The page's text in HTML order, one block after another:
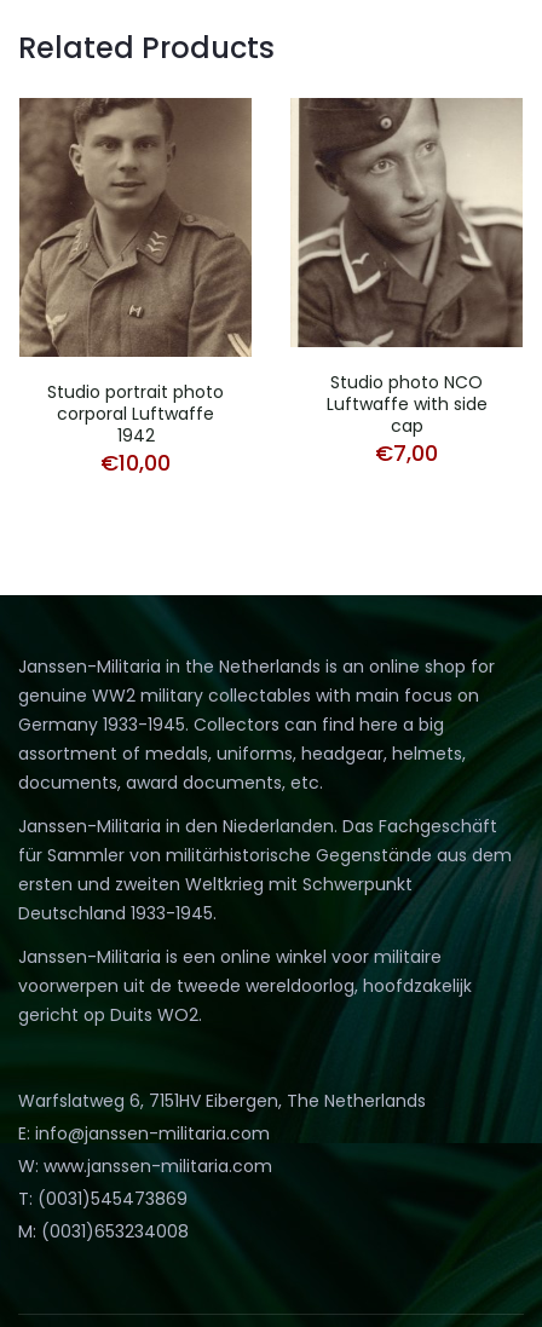
Related Products
Studio portrait photo
corporal Luftwaffe
1942
€10,00
Studio photo NCO
Luftwaffe with side
cap
€7,00
Janssen-Militaria in the Netherlands is an online shop for
genuine WW2 military collectables with main focus on
Germany 1933-1945. Collectors can find here a big
assortment of medals, uniforms, headgear, helmets,
documents, award documents, etc.
Janssen-Militaria in den Niederlanden. Das Fachgeschäft
für Sammler von militärhistorische Gegenstände aus dem
ersten und zweiten Weltkrieg mit Schwerpunkt
Deutschland 1933-1945.
Janssen-Militaria is een online winkel voor militaire
voorwerpen uit de tweede wereldoorlog, hoofdzakelijk
gericht op Duits WO2.
Warfslatweg 6, 7151HV Eibergen, The Netherlands
E: info@janssen-militaria.com
W: www.janssen-militaria.com
T: (0031)545473869
M: (0031)653234008